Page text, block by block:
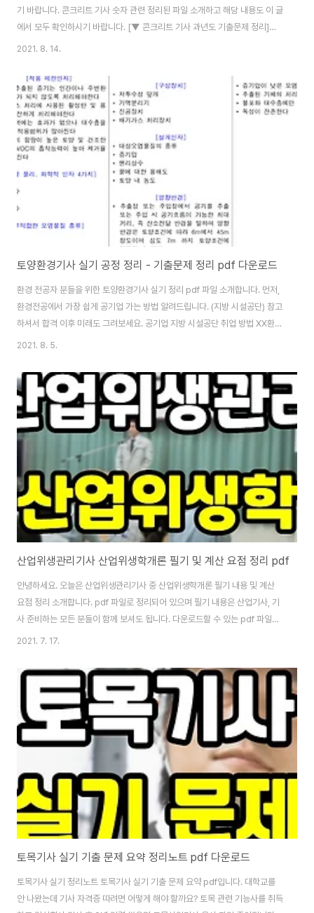
기 바랍니다. 콘크리트 기사 숫자 관련 정리된 파일 소개하고 해당 내용도 이 글
에서 모두 확인하시기 바랍니다. [▼ 콘크리트 기사 과년도 기출문제 정리]
[▼ 숫자 관련] 골재 최대크기 굵은 골재 최대 치수 : 통과 중량 백분율이 90%
치수 1/5 이하 / 철근 최소 수평 수직 간격 3/4 이하 일반적으로 20 또는
25mm 단면 大 40 프리프레스트 콘용 굵은 골재 최대 치수는 최소 치수의
2~4배 트레미 안 지름 굵은 골재 최대 지수 : 8배 고강도 콘크리트의 굵은 골
재 최대 치수 40mm 이하 가능한 25mm 이하 철근 수평순 간격..
2021. 8. 14.
토양환경기사 실기 공정 정리 - 기출문제 정리 pdf 다운로드
환경 전공자 분들을 위한 토양환경기사 실기 정리 pdf 파일 소개합니다. 먼저,
환경전공에서 가장 쉽게 공기업 가는 방법 알려드립니다. (지방 시설공단) 참고
하셔서 합격 이후 미래도 그려보세요. 공기업 지방 시설공단 취업 방법 XX환경
기사 취득(4학년때) 하수처리장 대행업체 중 3대 대기업에 취업 후 2년이상
☞다니면서 대기나 폐기물정도 기사 취득하는 것 추천) 지방 공기업 경력채용
에 응시(시설공단) 시험 없이 면접 만으로 뽑는 경우 많고 공개채용보다 시험이
있어도 시험 난이도가 많이 낮음 요렇게 하면 연봉 4000정도는 받습니다. (5
호봉정도 기준, 당직 근무시) 그러려면 토양환경기사 실기 정리 파일을 먼저 보
셔야겠죠? 다운로..
2021. 8. 5.
산업위생관리기사 산업위생학개론 필기 및 계산 요점 정리 pdf
안녕하세요. 오늘은 산업위생관리기사 중 산업위생학개론 필기 내용 및 계산
요점 정리 소개합니다. pdf 파일로 정리되어 있으며 필기 내용은 산업기사, 기
사 준비하는 모든 분들이 함께 보셔도 됩니다. 다운로드할 수 있는 pdf 파일은
글 아래에 있고, 산업위생학개론은 특히 큰 비중을 차지하므로 꼭 시간 할애하
#산업위생 ​ #위생기사 ​ #안전기사 ​ #기사시험 ​ #국가시험 ​ #자격증시험 ​ #대
학생 ​ #새내기 ​ #21학번 ​ #20학번 ​ #브이로그 ​ #소통 ​ #경남 ​ #부산 ​ #경상
도 ​ #서울 ​ #경상남도 ​ #취업 ​ #취뽀 바로 아래에 산업위생기사 pdf 파일입니
다. 산업위생학개론 자료를 공..
2021. 7. 17.
토목기사 실기 기출 문제 요약 정리노트 pdf 다운로드
토목기사 실기 정리노트 토목기사 실기 기출 문제 요약 pdf입니다. 대학교를
안 나왔는데 기사 자격증 따려면 어떻게 해야 할까요? 토목 관련 기능사를 취득